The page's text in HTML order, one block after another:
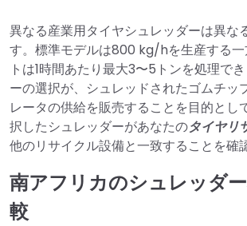
異なる産業用タイヤシュレッダーは異な
す。標準モデルは800 kg/hを生産する一
トは1時間あたり最大3〜5トンを処理で
ーの選択が、シュレッドされたゴムチッ
レータの供給を販売することを目的とし
択したシュレッダーがあなたのタイヤリ
他のリサイクル設備と一致することを確
南アフリカのシュレッダ
較